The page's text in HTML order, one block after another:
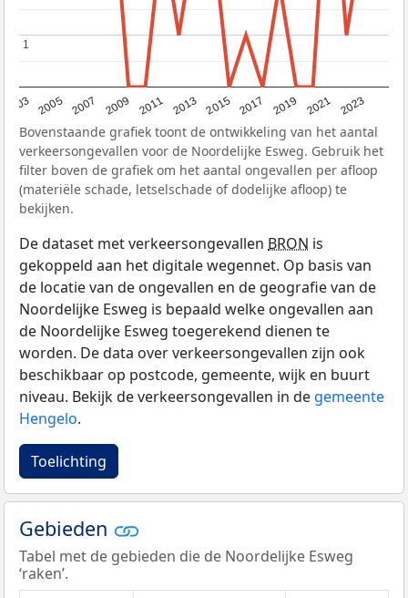
2003 2005 2007 2009 2011 2013 2015 2017 2019 2021 2023
1
1
Bovenstaande grafiek toont de ontwikkeling van het aantal
verkeersongevallen voor de Noordelijke Esweg. Gebruik het
filter boven de grafiek om het aantal ongevallen per afloop
(materiële schade, letselschade of dodelijke afloop) te
bekijken.
De dataset met verkeersongevallen BRON is
gekoppeld aan het digitale wegennet. Op basis van
de locatie van de ongevallen en de geografie van de
Noordelijke Esweg is bepaald welke ongevallen aan
de Noordelijke Esweg toegerekend dienen te
worden. De data over verkeersongevallen zijn ook
beschikbaar op postcode, gemeente, wijk en buurt
niveau. Bekijk de verkeersongevallen in de gemeente
Hengelo.
Toelichting
Gebieden
Tabel met de gebieden die de Noordelijke Esweg
‘raken’.